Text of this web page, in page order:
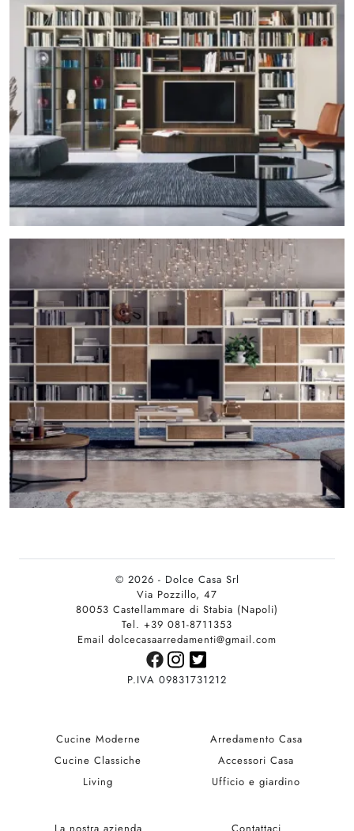
© 2026 - Dolce Casa Srl
Via Pozzillo, 47
80053 Castellammare di Stabia (Napoli)
Tel. +39 081-8711353
Email dolcecasaarredamenti@gmail.com
P.IVA 09831731212
Cucine Moderne
Cucine Classiche
Living
Arredamento Casa
Accessori Casa
Ufficio e giardino